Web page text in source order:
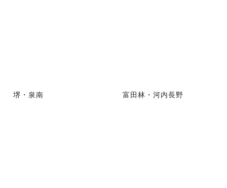
堺・泉南 富田林・河内長野